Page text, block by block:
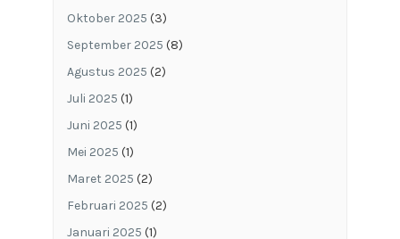
Oktober 2025 (3)
September 2025 (8)
Agustus 2025 (2)
Juli 2025 (1)
Juni 2025 (1)
Mei 2025 (1)
Maret 2025 (2)
Februari 2025 (2)
Januari 2025 (1)